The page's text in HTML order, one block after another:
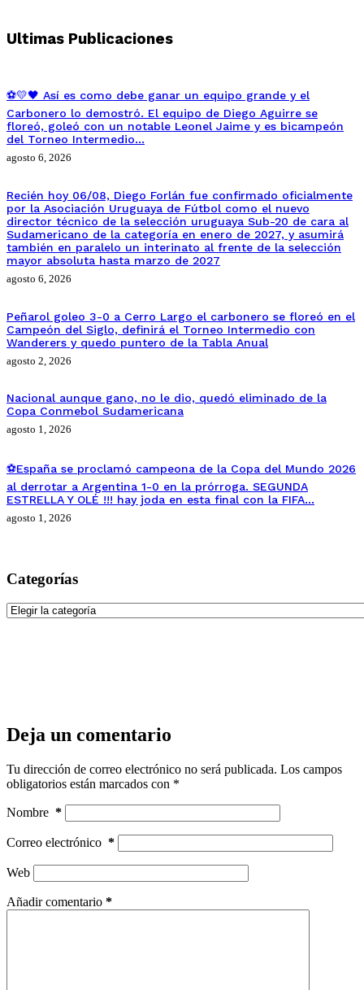
Ultimas Publicaciones
⚽💛🖤 Así es como debe ganar un equipo grande y el
Carbonero lo demostró. El equipo de Diego Aguirre se
floreó, goleó con un notable Leonel Jaime y es bicampeón
del Torneo Intermedio…
agosto 6, 2026
Recién hoy 06/08, Diego Forlán fue confirmado oficialmente
por la Asociación Uruguaya de Fútbol como el nuevo
director técnico de la selección uruguaya Sub-20 de cara al
Sudamericano de la categoría en enero de 2027, y asumirá
también en paralelo un interinato al frente de la selección
mayor absoluta hasta marzo de 2027
agosto 6, 2026
Peñarol goleo 3-0 a Cerro Largo el carbonero se floreó en el
Campeón del Siglo, definirá el Torneo Intermedio con
Wanderers y quedo puntero de la Tabla Anual
agosto 2, 2026
Nacional aunque gano, no le dio, quedó eliminado de la
Copa Conmebol Sudamericana
agosto 1, 2026
⚽España se proclamó campeona de la Copa del Mundo 2026
al derrotar a Argentina 1-0 en la prórroga. SEGUNDA
ESTRELLA Y OLÉ !!! hay joda en esta final con la FIFA…
agosto 1, 2026
Categorías
Categorías
Deja un comentario
Tu dirección de correo electrónico no será publicada. Los campos
obligatorios están marcados con *
Nombre *
Correo electrónico *
Web
Añadir comentario *